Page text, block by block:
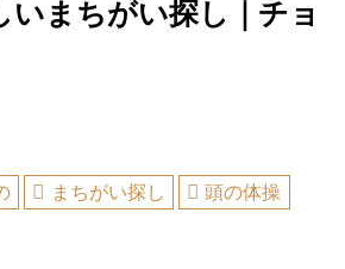
いまちがい探し｜チョ
まちがい探し 頭の体操